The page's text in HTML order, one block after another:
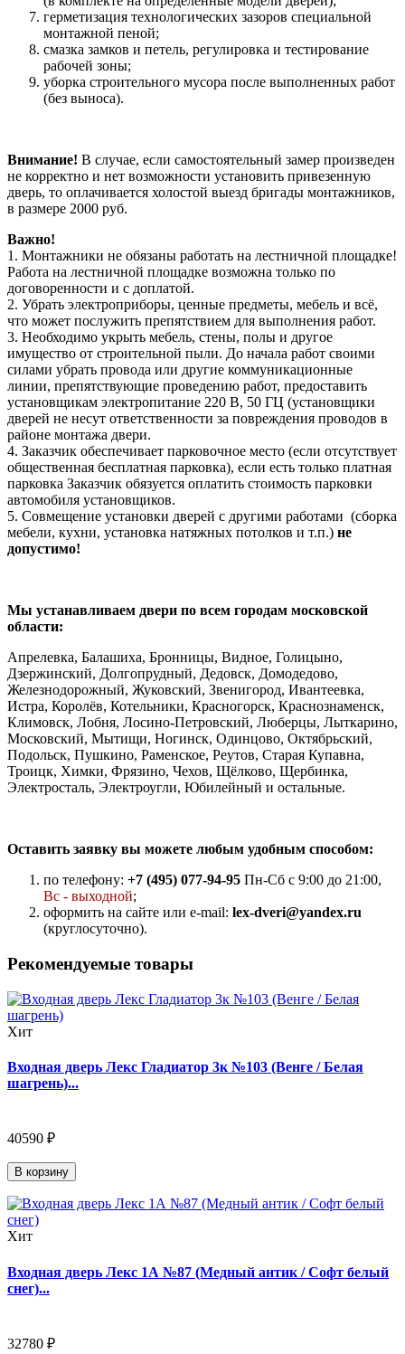
герметизация технологических зазоров специальной
монтажной пеной;
смазка замков и петель, регулировка и тестирование
рабочей зоны;
уборка строительного мусора после выполненных работ
(без выноса).
Внимание! В случае, если самостоятельный замер произведен
не корректно и нет возможности установить привезенную
дверь, то оплачивается холостой выезд бригады монтажников,
в размере 2000 руб.
Важно!
1. Монтажники не обязаны работать на лестничной площадке!
Работа на лестничной площадке возможна только по
договоренности и с доплатой.
2. Убрать электроприборы, ценные предметы, мебель и всё,
что может послужить препятствием для выполнения работ.
3. Необходимо укрыть мебель, стены, полы и другое
имущество от строительной пыли. До начала работ своими
силами убрать провода или другие коммуникационные
линии, препятствующие проведению работ, предоставить
установщикам электропитание 220 В, 50 ГЦ (установщики
дверей не несут ответственности за повреждения проводов в
районе монтажа двери.
4. Заказчик обеспечивает парковочное место (если отсутствует
общественная бесплатная парковка), если есть только платная
парковка Заказчик обязуется оплатить стоимость парковки
автомобиля установщиков.
5. Совмещение установки дверей с другими работами (сборка
мебели, кухни, установка натяжных потолков и т.п.) не
допустимо!
Мы устанавливаем двери по всем городам московской
области:
Апрелевка, Балашиха, Бронницы, Видное, Голицыно,
Дзержинский, Долгопрудный, Дедовск, Домодедово,
Железнодорожный, Жуковский, Звенигород, Ивантеевка,
Истра, Королёв, Котельники, Красногорск, Краснознаменск,
Климовск, Лобня, Лосино-Петровский, Люберцы, Лыткарино,
Московский, Мытищи, Ногинск, Одинцово, Октябрьский,
Подольск, Пушкино, Раменское, Реутов, Старая Купавна,
Троицк, Химки, Фрязино, Чехов, Щёлково, Щербинка,
Электросталь, Электроугли, Юбилейный и остальные.
Оставить заявку вы можете любым удобным способом:
по телефону: +7 (495) 077-94-95 Пн-Сб с 9:00 до 21:00,
Вс - выходной;
оформить на сайте или e-mail: lex-dveri@yandex.ru
(круглосуточно).
Рекомендуемые товары
Хит
Входная дверь Лекс Гладиатор 3к №103 (Венге / Белая
шагрень)...
40590 ₽
В корзину
Хит
Входная дверь Лекс 1А №87 (Медный антик / Софт белый
снег)...
32780 ₽